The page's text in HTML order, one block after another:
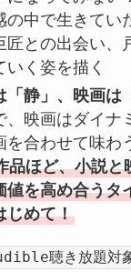
の中で生きてい
匠との出会い、
いく姿を描く
「静」、映画は
、映画はダイナ
を合わせて味わ
品ほど、小説と
値を高め合うタ
じめて！
聴き放題対